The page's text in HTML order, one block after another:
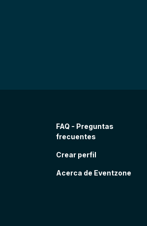
FAQ - Preguntas
frecuentes
Crear perfil
Acerca de Eventzone